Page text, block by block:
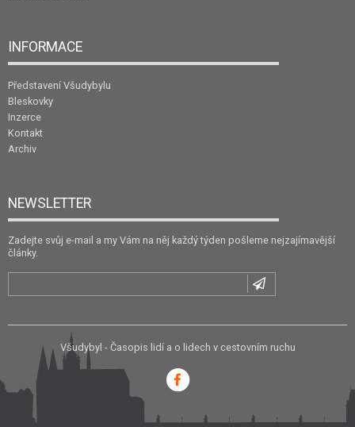
INFORMACE
Představení Všudybylu
Bleskovky
Inzerce
Kontakt
Archiv
NEWSLETTER
Zadejte svůj e-mail a my Vám na něj každý týden pošleme nejzajímavější
články.
Všudybyl - Časopis lidí a o lidech v cestovním ruchu